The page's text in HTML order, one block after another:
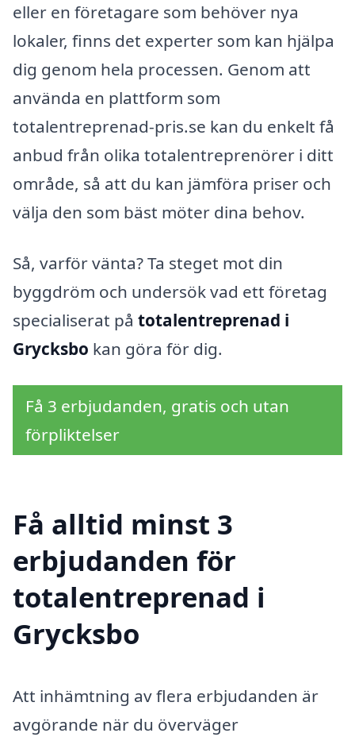
eller en företagare som behöver nya
lokaler, finns det experter som kan hjälpa
dig genom hela processen. Genom att
använda en plattform som
totalentreprenad-pris.se kan du enkelt få
anbud från olika totalentreprenörer i ditt
område, så att du kan jämföra priser och
välja den som bäst möter dina behov.
Så, varför vänta? Ta steget mot din
byggdröm och undersök vad ett företag
specialiserat på totalentreprenad i
Grycksbo kan göra för dig.
Få 3 erbjudanden, gratis och utan
förpliktelser
Få alltid minst 3
erbjudanden för
totalentreprenad i
Grycksbo
Att inhämtning av flera erbjudanden är
avgörande när du överväger